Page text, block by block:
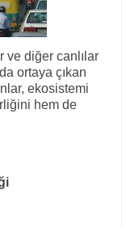
ve diğer canlılar
ortaya çıkan
ekosistemi
hem de